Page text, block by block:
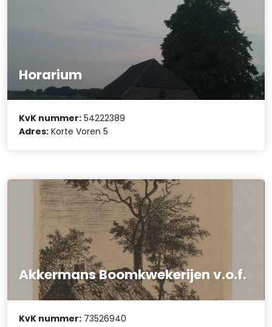
Horarium
KvK nummer: 54222389
Adres: Korte Voren 5
Akkermans Boomkwekerijen v.o.f.
KvK nummer: 73526940